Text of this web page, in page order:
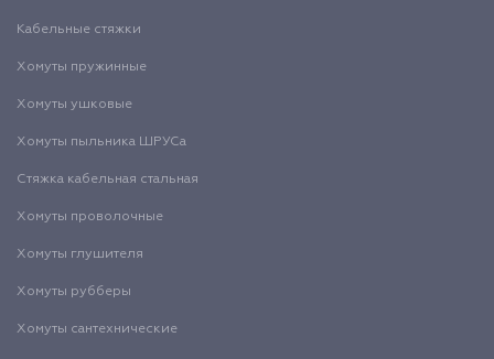
Кабельные стяжки
Хомуты пружинные
Хомуты ушковые
Хомуты пыльника ШРУСа
Стяжка кабельная стальная
Хомуты проволочные
Хомуты глушителя
Хомуты рубберы
Хомуты сантехнические